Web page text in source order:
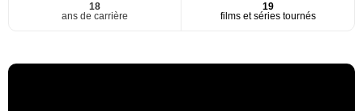
18
ans de carrière
19
films et séries tournés